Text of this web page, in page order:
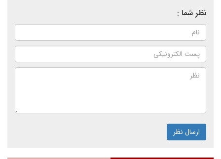
نظر شما :
ارسال نظر